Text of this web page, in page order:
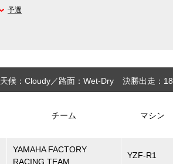
予選
天候：Cloudy 路面：Wet-Dry 決勝出走：18
チーム マシン
YAMAHA FACTORY
RACING TEAM
YZF-R1